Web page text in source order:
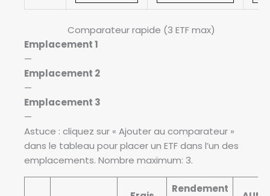
b
l
e
a
u
d
e
c
o
m
Comparateur rapide (3 ETF max)
Emplacement 1
—
Emplacement 2
—
Emplacement 3
—
Astuce : cliquez sur « Ajouter au comparateur »
dans le tableau pour placer un ETF dans l’un des
emplacements. Nombre maximum: 3.
Rendement